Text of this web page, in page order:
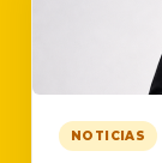
NOTICIAS